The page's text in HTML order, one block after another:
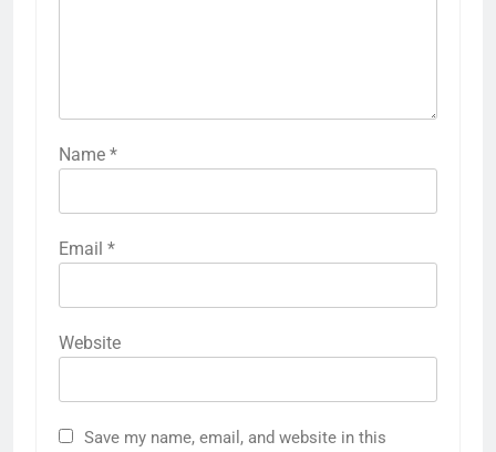
Name *
Email *
Website
Save my name, email, and website in this